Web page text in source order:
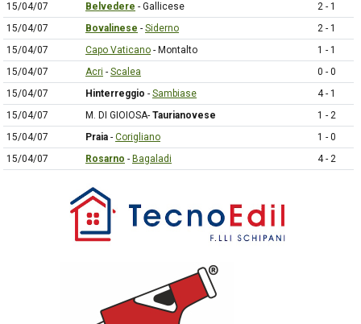
15/04/07 Belvedere - Gallicese
2 - 1
15/04/07
Bovalinese - Siderno
2 - 1
15/04/07
Capo Vaticano - Montalto
1 - 1
15/04/07
Acri - Scalea
0 - 0
15/04/07
Hinterreggio - Sambiase
4 - 1
15/04/07
M. DI GIOIOSA- Taurianovese
1 - 2
15/04/07
Praia - Corigliano
1 - 0
15/04/07
Rosarno - Bagaladi 4 - 2